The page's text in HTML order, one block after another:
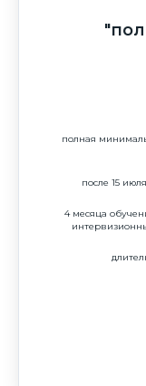
полная
после 15
4 месяца